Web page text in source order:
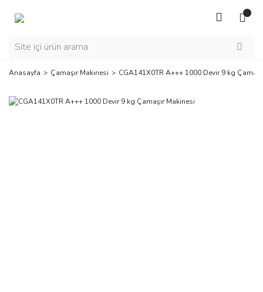
Anasayfa Çamaşır Makinesi CGA141X0TR A+++ 1000 Devir 9 kg